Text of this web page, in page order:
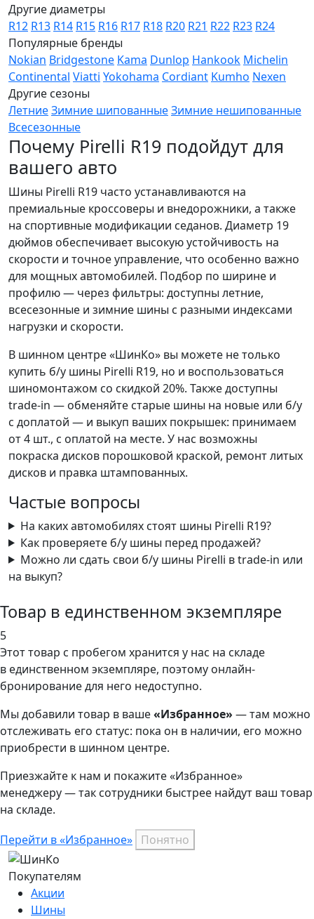
Другие диаметры
R12 R13 R14 R15 R16 R17 R18 R20 R21 R22 R23 R24
Популярные бренды
Nokian Bridgestone Kama Dunlop Hankook Michelin
Continental Viatti Yokohama Cordiant Kumho Nexen
Другие сезоны
ЛетниеЗимние шипованныеЗимние нешипованные
Всесезонные
Почему Pirelli R19 подойдут для
вашего авто
Шины Pirelli R19 часто устанавливаются на
премиальные кроссоверы и внедорожники, а также
на спортивные модификации седанов. Диаметр 19
дюймов обеспечивает высокую устойчивость на
скорости и точное управление, что особенно важно
для мощных автомобилей. Подбор по ширине и
профилю — через фильтры: доступны летние,
всесезонные и зимние шины с разными индексами
нагрузки и скорости.
В шинном центре «ШинКо» вы можете не только
купить б/у шины Pirelli R19, но и воспользоваться
шиномонтажом со скидкой 20%. Также доступны
trade-in — обменяйте старые шины на новые или б/у
с доплатой — и выкуп ваших покрышек: принимаем
от 4 шт., с оплатой на месте. У нас возможны
покраска дисков порошковой краской, ремонт литых
дисков и правка штампованных.
Частые вопросы
На каких автомобилях стоят шины Pirelli R19?
Как проверяете б/у шины перед продажей?
Можно ли сдать свои б/у шины Pirelli в trade-in или
на выкуп?
Товар в единственном экземпляре
5
Этот товар с пробегом хранится у нас на складе
в единственном экземпляре, поэтому онлайн-
бронирование для него недоступно.
Мы добавили товар в ваше«Избранное» — там можно
отслеживать его статус: пока он в наличии, его можно
приобрести в шинном центре.
Приезжайте к нам и покажите «Избранное»
менеджеру — так сотрудники быстрее найдут ваш товар
на складе.
Перейти в «Избранное» Понятно
Покупателям
Акции
Шины